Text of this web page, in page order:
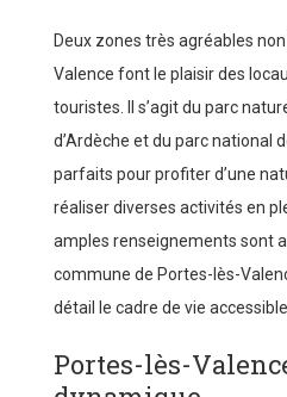
Deux zones très agréables
Valence font le plaisir des
touristes. Il s’agit du parc
d’Ardèche et du parc national
parfaits pour profiter d’une
réaliser diverses activités en
amples renseignements sont
commune de Portes-lès-
détail le cadre de vie accessible.
Portes-lès-